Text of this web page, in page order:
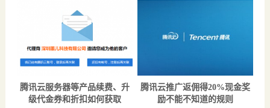
腾讯云服务器等产品续费、升
级代金券和折扣如何获取
腾讯云推广返佣得20%现金奖
励不能不知道的规则